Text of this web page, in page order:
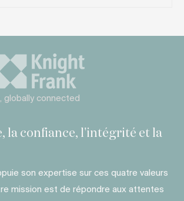
globally connected
la confiance, l'intégrité et la
son expertise sur ces quatre valeurs
mission est de répondre aux attentes